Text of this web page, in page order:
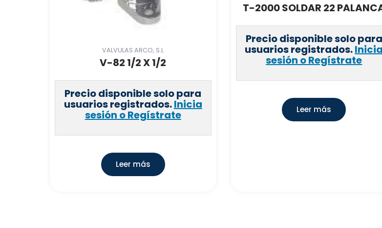
VALVULAS ARCO, S.L
V-82 1/2 X 1/2
Precio disponible solo para
usuarios registrados.Inicia
sesión o Regístrate
Leer más
T-2000 SOLDAR 22
Precio disponible solo para
usuarios registrados.Inicia
sesión o Regístrate
Leer más